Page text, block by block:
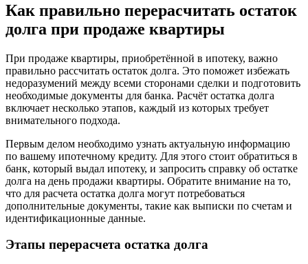
Как правильно перерасчитать остаток
долга при продаже квартиры
При продаже квартиры, приобретённой в ипотеку, важно
правильно рассчитать остаток долга. Это поможет избежать
недоразумений между всеми сторонами сделки и подготовить
необходимые документы для банка. Расчёт остатка долга
включает несколько этапов, каждый из которых требует
внимательного подхода.
Первым делом необходимо узнать актуальную информацию
по вашему ипотечному кредиту. Для этого стоит обратиться в
банк, который выдал ипотеку, и запросить справку об остатке
долга на день продажи квартиры. Обратите внимание на то,
что для расчета остатка долга могут потребоваться
дополнительные документы, такие как выписки по счетам и
идентификационные данные.
Этапы перерасчета остатка долга